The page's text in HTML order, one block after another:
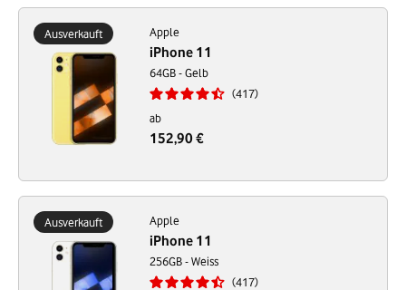
Ausverkauft Apple
iPhone 11
64GB - Gelb
417
ab
152,90 €
Ausverkauft Apple
iPhone 11
256GB - Weiss
417